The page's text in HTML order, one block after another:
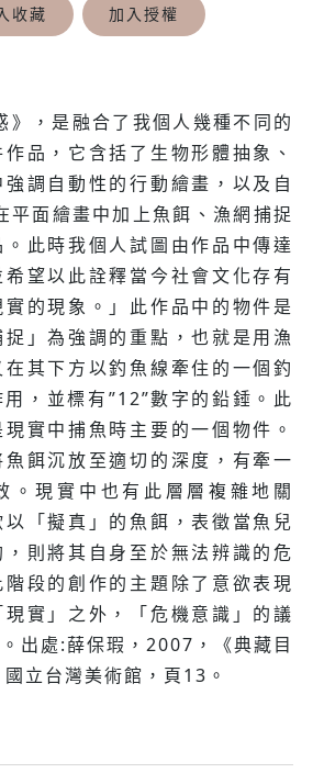
收藏 加入授權
》，是融合了我個人幾種不同的
品，它含括了生物形體抽象、
調自動性的行動繪畫，以及自
平面繪畫中加上魚餌、漁網捕捉
此時我個人試圖由作品中傳達
望以此詮釋當今社會文化存有
的現象。」此作品中的物件是
」為強調的重點，也就是用漁
其下方以釣魚線牽住的一個釣
，並標有”12”數字的鉛錘。此
實中捕魚時主要的一個物件。
餌沉放至適切的深度，有牽一
。現實中也有此層層複雜地關
「擬真」的魚餌，表徵當魚兒
則將其自身至於無法辨識的危
段的創作的主題除了意欲表現
實」之外，「危機意識」的議
出處:薛保瑕，2007，《典藏目
立台灣美術館，頁13。